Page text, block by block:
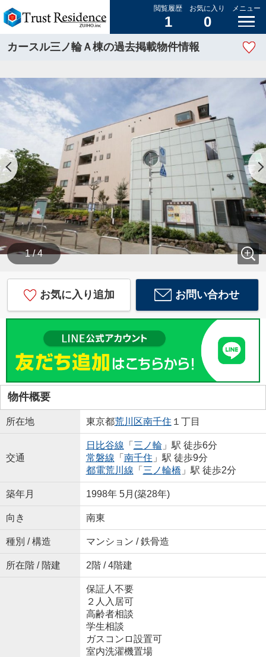
閲覧履歴
1
お気に入り
0
メニュー
カースル三ノ輪Ａ棟の過去掲載物件情報
1 / 4
お気に入り追加 お問い合わせ
物件概要
所在地 東京都荒川区南千住 １丁目
交通
日比谷線 「 三ノ輪」駅 徒歩6分
常磐線 「 南千住 」駅 徒歩9分
都電荒川線 「 三ノ輪橋 」駅 徒歩2分
築年月 1998年 5月(築28年)
向き 南東
種別 / 構造 マンション / 鉄骨造
所在階 / 階建 2階 / 4階建
保証人不要
２人入居可
高齢者相談
学生相談
ガスコンロ設置可
室内洗濯機置場